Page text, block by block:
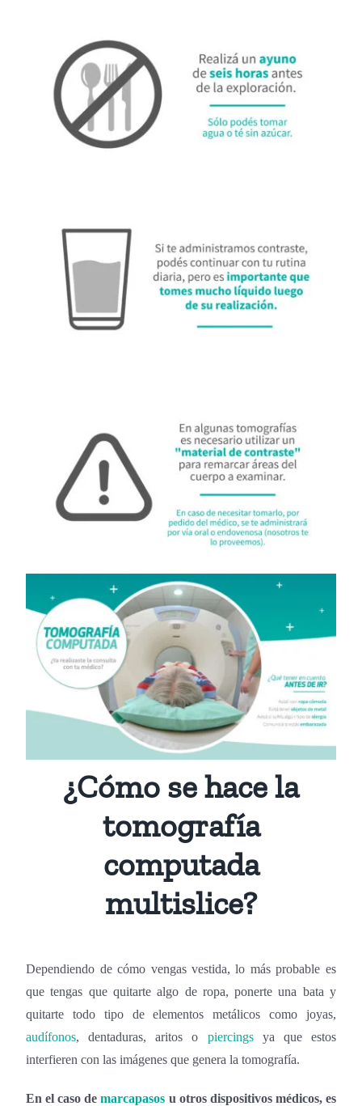
¿Cómo se hace la
tomografía
computada
multislice?
Dependiendo de cómo vengas vestida, lo más probable es
que tengas que quitarte algo de ropa, ponerte una bata y
quitarte todo tipo de elementos metálicos como joyas,
audífonos, dentaduras, aritos o piercingsya que estos
interfieren con las imágenes que genera la tomografía.
En el caso demarcapasos u otros dispositivos médicos, es